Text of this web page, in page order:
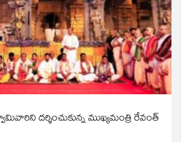
దర్శించుకున్న ముఖ్యమంత్రి రేవంత్